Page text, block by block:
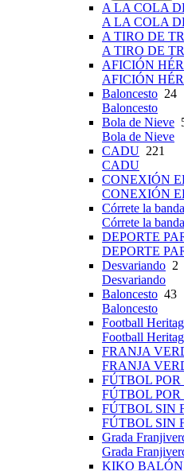
A LA COLA
A LA COLA
A TIRO DE
A TIRO DE
AFICIÓN
AFICIÓN
Baloncesto 24
Baloncesto
Bola de Nieve
Bola de Nieve
CADU 221
CADU
CONEXIÓN
CONEXIÓN
Córrete la banda
Córrete la banda
DEPORTE
DEPORTE
Desvariando 2
Desvariando
Baloncesto 43
Baloncesto
Football
Football
FRANJA
FRANJA
FÚTBOL
FÚTBOL
FÚTBOL SIN
FÚTBOL SIN
Grada
Grada
KIKO BALÓN